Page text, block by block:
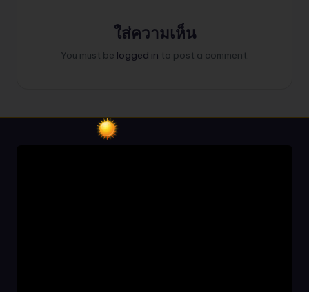
ใส่ความเห็น
You must be logged in to post a comment.